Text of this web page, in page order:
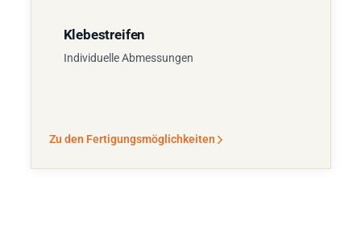
Klebestreifen
Individuelle Abmessungen
Zu den Fertigungsmöglichkeiten